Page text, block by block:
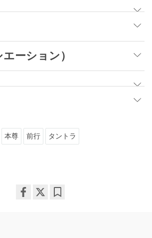
ーション）
本尊 前行 タントラ